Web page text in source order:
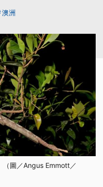
澳洲
圖／Angus Emmott／